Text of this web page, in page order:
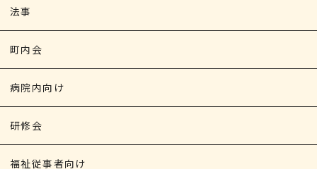
法事
町内会
病院内向け
研修会
福祉従事者向け